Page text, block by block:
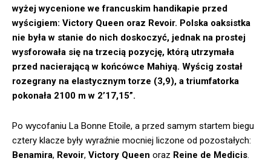
wyżej wycenione we francuskim handikapie przed
wyścigiem: Victory Queen oraz Revoir. Polska oaksistka
nie była w stanie do nich doskoczyć, jednak na prostej
wysforowała się na trzecią pozycję, którą utrzymała
przed nacierającą w końcówce Mahiyą. Wyścig został
rozegrany na elastycznym torze (3,9), a triumfatorka
pokonała 2100 m w 2’17,15”.
Po wycofaniu La Bonne Etoile, a przed samym startem biegu
cztery klacze były wyraźnie mocniej liczone od pozostałych:
Benamira, Revoir, Victory Queen oraz Reine de Medicis